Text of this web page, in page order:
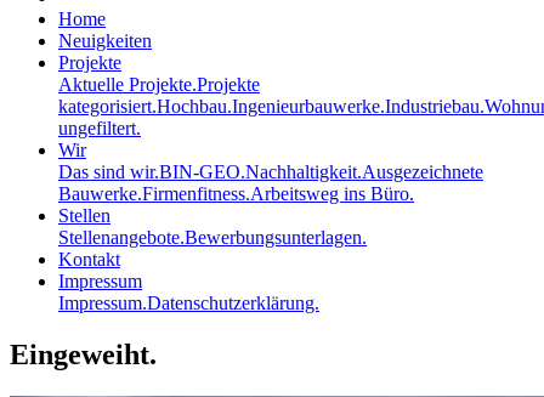
Home
Neuigkeiten
Projekte
Aktuelle Projekte.Projekte
kategorisiert.Hochbau.Ingenieurbauwerke.Industriebau.
ungefiltert.
Wir
Das sind wir.BIN-GEO.Nachhaltigkeit.Ausgezeichnete
Bauwerke.Firmenfitness.Arbeitsweg ins Büro.
Stellen
Stellenangebote.Bewerbungsunterlagen.
Kontakt
Impressum
Impressum.Datenschutzerklärung.
Eingeweiht.